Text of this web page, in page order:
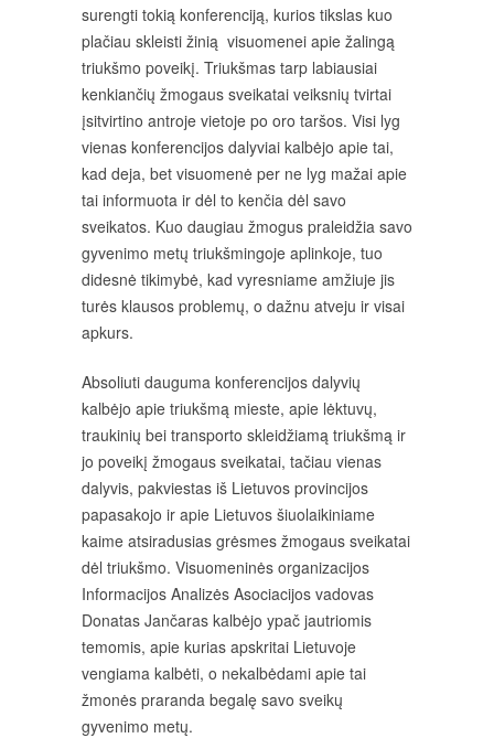
surengti tokią konferenciją, kurios tikslas kuo
plačiau skleisti žinią visuomenei apie žalingą
triukšmo poveikį. Triukšmas tarp labiausiai
kenkiančių žmogaus sveikatai veiksnių tvirtai
įsitvirtino antroje vietoje po oro taršos. Visi lyg
vienas konferencijos dalyviai kalbėjo apie tai,
kad deja, bet visuomenė per ne lyg mažai apie
tai informuota ir dėl to kenčia dėl savo
sveikatos. Kuo daugiau žmogus praleidžia savo
gyvenimo metų triukšmingoje aplinkoje, tuo
didesnė tikimybė, kad vyresniame amžiuje jis
turės klausos problemų, o dažnu atveju ir visai
apkurs.
Absoliuti dauguma konferencijos dalyvių
kalbėjo apie triukšmą mieste, apie lėktuvų,
traukinių bei transporto skleidžiamą triukšmą ir
jo poveikį žmogaus sveikatai, tačiau vienas
dalyvis, pakviestas iš Lietuvos provincijos
papasakojo ir apie Lietuvos šiuolaikiniame
kaime atsiradusias grėsmes žmogaus sveikatai
dėl triukšmo. Visuomeninės organizacijos
Informacijos Analizės Asociacijos vadovas
Donatas Jančaras kalbėjo ypač jautriomis
temomis, apie kurias apskritai Lietuvoje
vengiama kalbėti, o nekalbėdami apie tai
žmonės praranda begalę savo sveikų
gyvenimo metų.